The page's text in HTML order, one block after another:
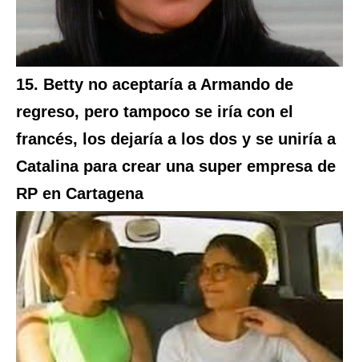
15. Betty no aceptaría a Armando de
regreso, pero tampoco se iría con el
francés, los dejaría a los dos y se uniría a
Catalina para crear una super empresa de
RP en Cartagena